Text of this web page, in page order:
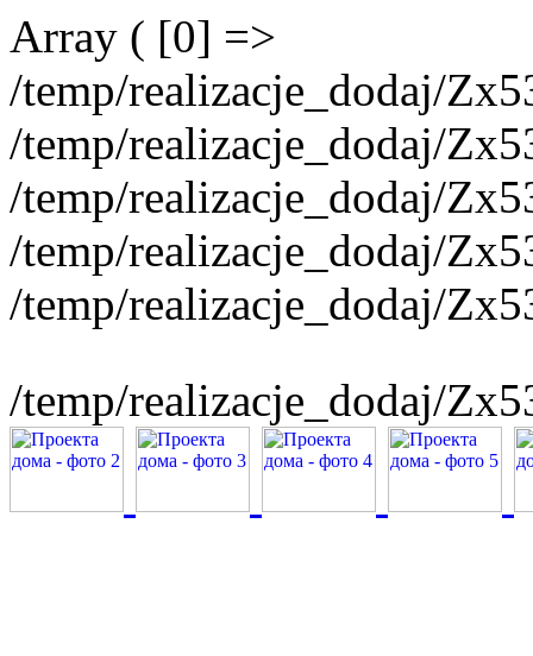
Array ( [0] =>
/temp/realizacje_dodaj/
/temp/realizacje_dodaj/
/temp/realizacje_dodaj/
/temp/realizacje_dodaj/
/temp/realizacje_dodaj/
/temp/realizacje_dodaj/